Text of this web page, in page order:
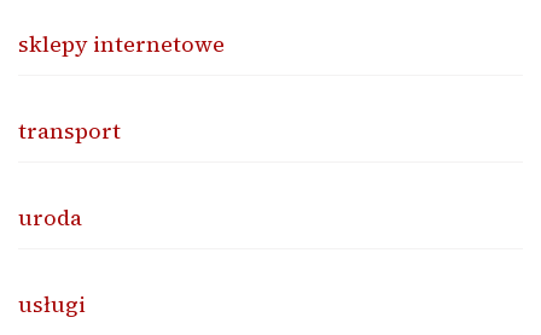
sklepy internetowe
transport
uroda
usługi